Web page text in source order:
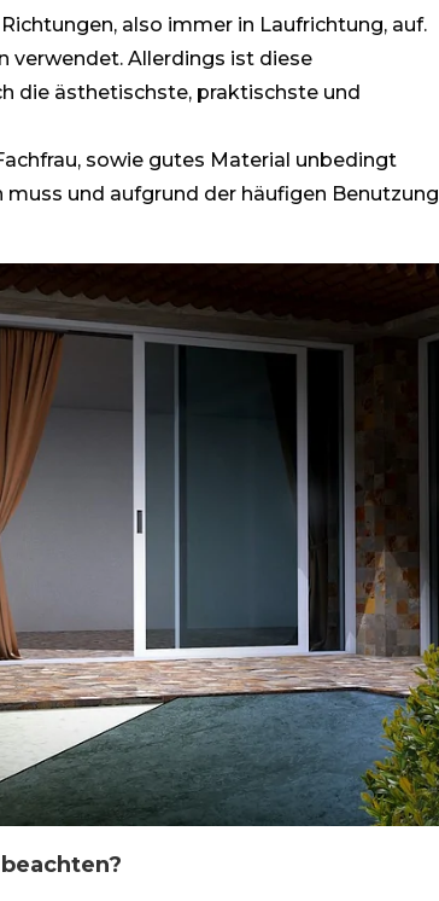
also immer in Laufrichtung, auf.
verwendet. Allerdings ist diese
die ästhetischste, praktischste und
sowie gutes Material unbedingt
und aufgrund der häufigen Benutzung